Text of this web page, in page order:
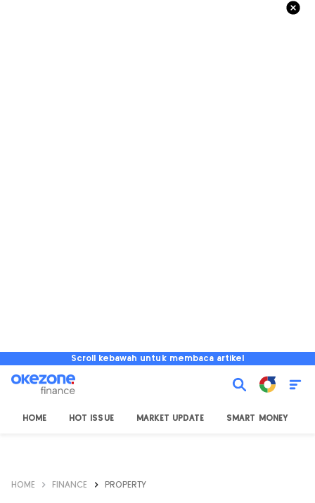
Scroll kebawah untuk membaca artikel
HOME HOT ISSUE MARKET UPDATE SMART MONEY
HOME FINANCE PROPERTY